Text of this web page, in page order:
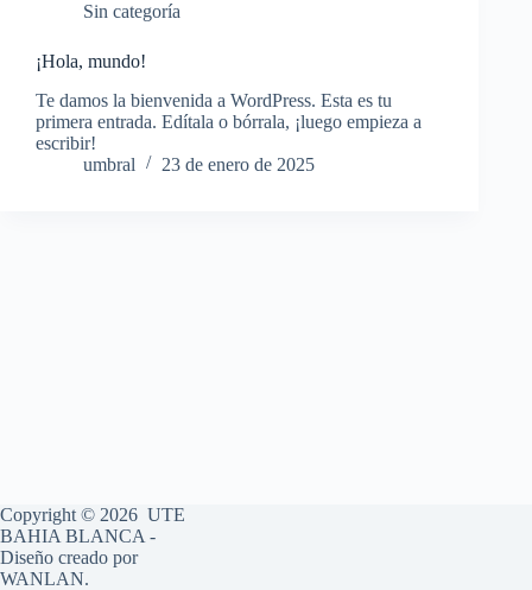
Sin categoría
¡Hola, mundo!
Te damos la bienvenida a WordPress. Esta es tu
primera entrada. Edítala o bórrala, ¡luego empieza a
escribir!
umbral
23 de enero de 2025
Copyright © 2026 UTE
BAHIA BLANCA -
Diseño creado por
WANLAN.